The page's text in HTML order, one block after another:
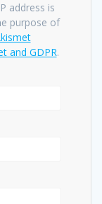
address is
purpose of
and GDPR.